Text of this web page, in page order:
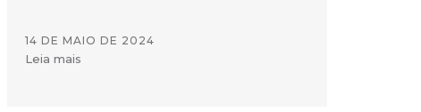
14 DE MAIO DE 2024
Leia mais